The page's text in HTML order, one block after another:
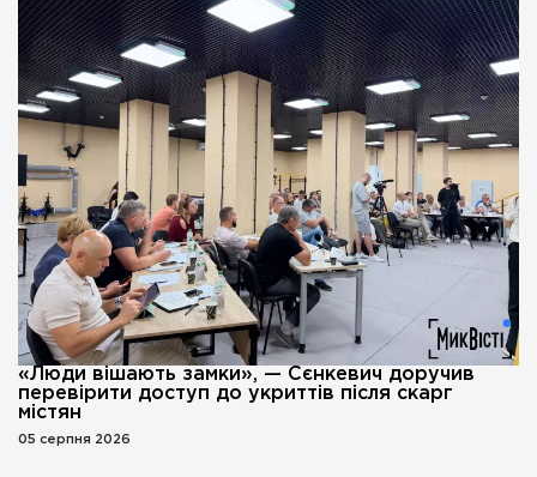
«Люди вішають замки», — Сєнкевич доручив
перевірити доступ до укриттів після скарг
містян
05 серпня 2026